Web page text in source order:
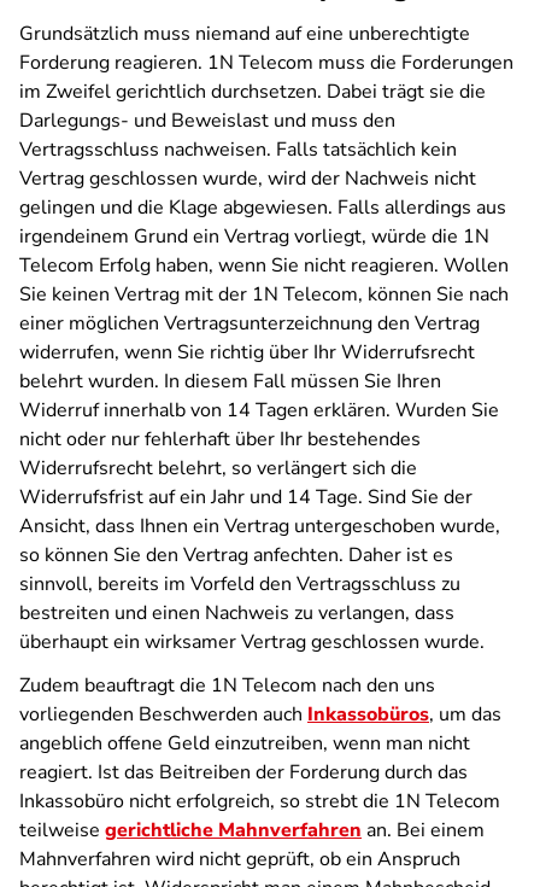
Grundsätzlich muss niemand auf eine unberechtigte
Forderung reagieren. 1N Telecom muss die Forderungen
im Zweifel gerichtlich durchsetzen. Dabei trägt sie die
Darlegungs- und Beweislast und muss den
Vertragsschluss nachweisen. Falls tatsächlich kein
Vertrag geschlossen wurde, wird der Nachweis nicht
gelingen und die Klage abgewiesen. Falls allerdings aus
irgendeinem Grund ein Vertrag vorliegt, würde die 1N
Telecom Erfolg haben, wenn Sie nicht reagieren. Wollen
Sie keinen Vertrag mit der 1N Telecom, können Sie nach
einer möglichen Vertragsunterzeichnung den Vertrag
widerrufen, wenn Sie richtig über Ihr Widerrufsrecht
belehrt wurden. In diesem Fall müssen Sie Ihren
Widerruf innerhalb von 14 Tagen erklären. Wurden Sie
nicht oder nur fehlerhaft über Ihr bestehendes
Widerrufsrecht belehrt, so verlängert sich die
Widerrufsfrist auf ein Jahr und 14 Tage. Sind Sie der
Ansicht, dass Ihnen ein Vertrag untergeschoben wurde,
so können Sie den Vertrag anfechten. Daher ist es
sinnvoll, bereits im Vorfeld den Vertragsschluss zu
bestreiten und einen Nachweis zu verlangen, dass
überhaupt ein wirksamer Vertrag geschlossen wurde.
Zudem beauftragt die 1N Telecom nach den uns
vorliegenden Beschwerden auch Inkassobüros, um das
angeblich offene Geld einzutreiben, wenn man nicht
reagiert. Ist das Beitreiben der Forderung durch das
Inkassobüro nicht erfolgreich, so strebt die 1N Telecom
teilweise gerichtliche Mahnverfahren an. Bei einem
Mahnverfahren wird nicht geprüft, ob ein Anspruch